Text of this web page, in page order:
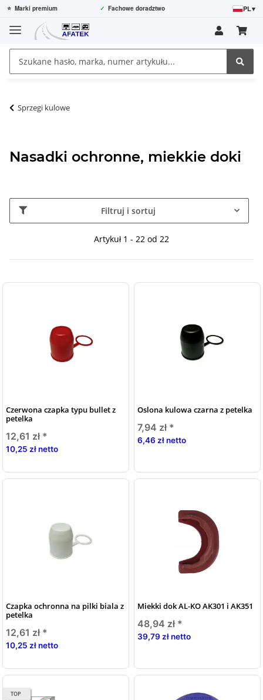
⭐ Marki premium ✓ Fachowe doradztwo PL▾
Sprzegi kulowe
Nasadki ochronne, miekkie doki
Filtruj i sortuj
Artykuł 1 - 22 od 22
Czerwona czapka typu bullet z
petelka
12,61 zł *
10,25 zł netto
Oslona kulowa czarna z petelka
7,94 zł *
6,46 zł netto
Czapka ochronna na pilki biala z
petelka
12,61 zł *
10,25 zł netto
Miekki dok AL-KO AK301 i AK351
48,94 zł *
39,79 zł netto
TOP